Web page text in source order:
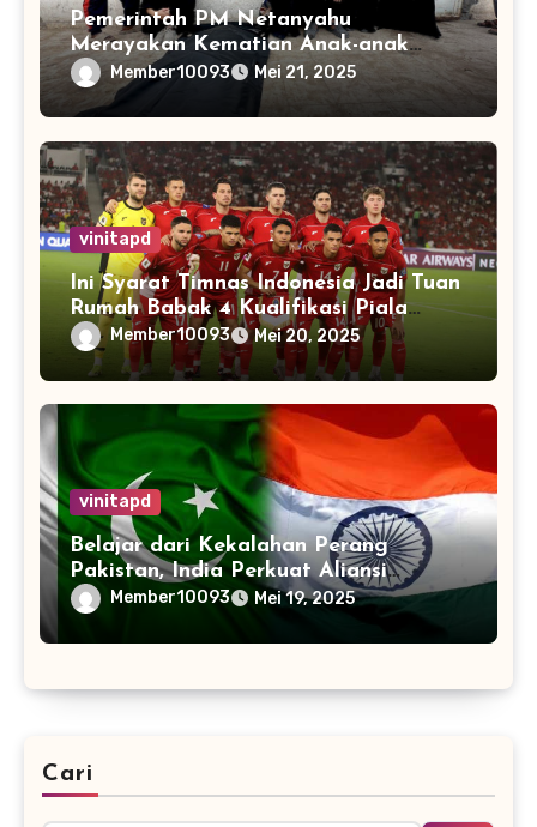
Pemerintah PM Netanyahu
Merayakan Kematian Anak-anak
GazaMember10093 Mei 21, 2025
vinitapd
Ini Syarat Timnas Indonesia Jadi Tuan
Rumah Babak 4 Kualifikasi Piala
Dunia 2026
Member10093 Mei 20, 2025
vinitapd
Belajar dari Kekalahan Perang
Pakistan, India Perkuat Aliansi
dengan 32 Negara
Member10093 Mei 19, 2025
Cari